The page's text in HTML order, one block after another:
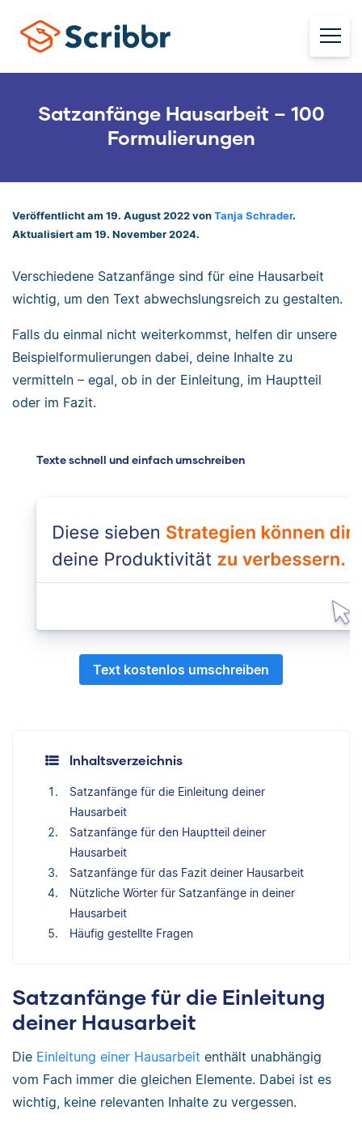
Satzanfänge Hausarbeit – 100
Formulierungen
Veröffentlicht am 19. August 2022 von Tanja Schrader.
Aktualisiert am 19. November 2024.
Verschiedene Satzanfänge sind für eine Hausarbeit
wichtig, um den Text abwechslungsreich zu gestalten.
Falls du einmal nicht weiterkommst, helfen dir unsere
Beispielformulierungen dabei, deine Inhalte zu
vermitteln – egal, ob in der Einleitung, im Hauptteil
oder im Fazit.
Texte schnell und einfach umschreiben
Text kostenlos umschreiben
Inhaltsverzeichnis
Satzanfänge für die Einleitung deiner
Hausarbeit
Satzanfänge für den Hauptteil deiner
Hausarbeit
Satzanfänge für das Fazit deiner Hausarbeit
Nützliche Wörter für Satzanfänge in deiner
Hausarbeit
Häufig gestellte Fragen
Satzanfänge für die Einleitung
deiner Hausarbeit
Die Einleitung einer Hausarbeit enthält unabhängig
vom Fach immer die gleichen Elemente. Dabei ist es
wichtig, keine relevanten Inhalte zu vergessen.